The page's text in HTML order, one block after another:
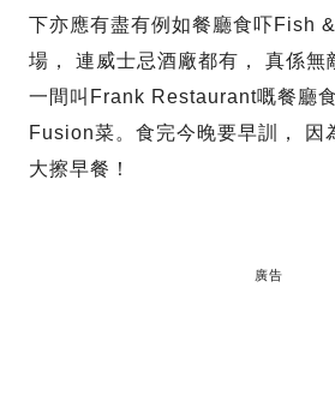
下亦應有盡有例如餐廳食吓Fish
場， 連威士忌酒廠都有， 真係無
一間叫Frank Restaurant嘅餐廳
Fusion菜。食完今晚要早訓， 因
大擦早餐！
廣告